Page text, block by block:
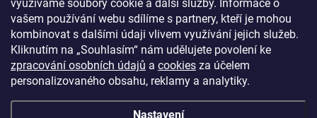
využíváme soubory cookie a další služby. Informace o
vašem používání webu sdílíme s partnery, kteří je mohou
kombinovat s dalšími údaji vlivem využívání jejich služeb.
Kliknutím na „Souhlasím“ nám udělujete povolení ke
zpracování osobních údajů a cookies za účelem
personalizovaného obsahu, reklamy a analytiky.
Nastavení